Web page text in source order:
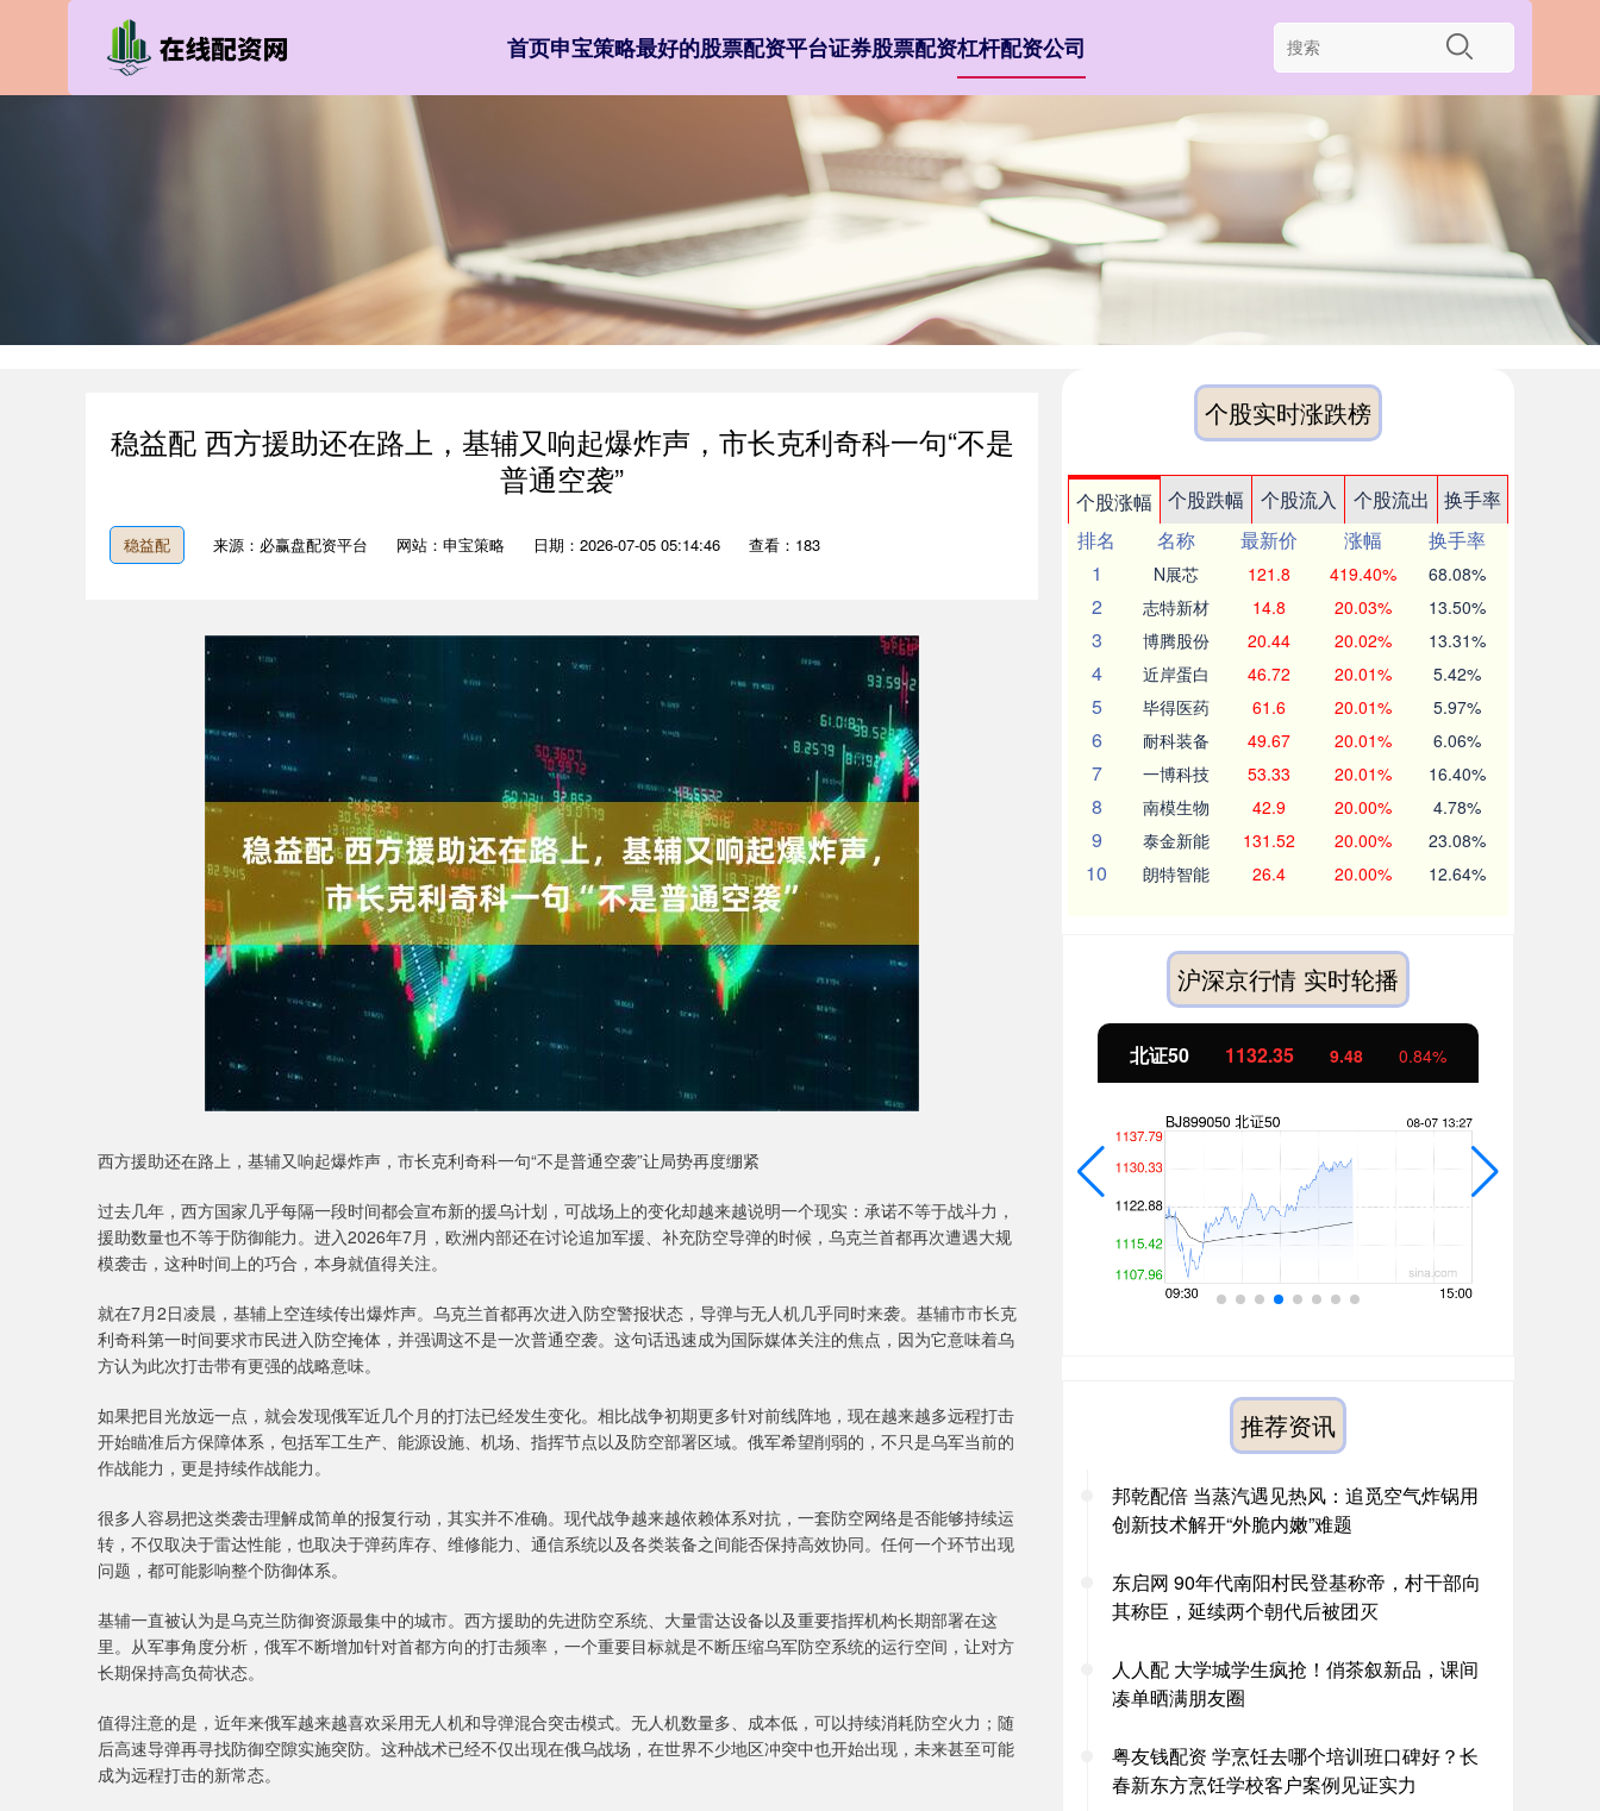
首页申宝策略最好的股票配资平台证券股票配资杠杆配资公司
稳益配 西方援助还在路上，基辅又响起爆炸声，市长克利奇科一句“不是
普通空袭”
稳益配 来源：必赢盘配资平台 网站：申宝策略 日期：2026-07-05 05:14:46 查看：183
西方援助还在路上，基辅又响起爆炸声，市长克利奇科一句“不是普通空袭”让局势再度绷紧
过去几年，西方国家几乎每隔一段时间都会宣布新的援乌计划，可战场上的变化却越来越说明一个现实：承诺不等于战斗力，
援助数量也不等于防御能力。进入2026年7月，欧洲内部还在讨论追加军援、补充防空导弹的时候，乌克兰首都再次遭遇大规
模袭击，这种时间上的巧合，本身就值得关注。
就在7月2日凌晨，基辅上空连续传出爆炸声。乌克兰首都再次进入防空警报状态，导弹与无人机几乎同时来袭。基辅市市长克
利奇科第一时间要求市民进入防空掩体，并强调这不是一次普通空袭。这句话迅速成为国际媒体关注的焦点，因为它意味着乌
方认为此次打击带有更强的战略意味。
如果把目光放远一点，就会发现俄军近几个月的打法已经发生变化。相比战争初期更多针对前线阵地，现在越来越多远程打击
开始瞄准后方保障体系，包括军工生产、能源设施、机场、指挥节点以及防空部署区域。俄军希望削弱的，不只是乌军当前的
作战能力，更是持续作战能力。
很多人容易把这类袭击理解成简单的报复行动，其实并不准确。现代战争越来越依赖体系对抗，一套防空网络是否能够持续运
转，不仅取决于雷达性能，也取决于弹药库存、维修能力、通信系统以及各类装备之间能否保持高效协同。任何一个环节出现
问题，都可能影响整个防御体系。
基辅一直被认为是乌克兰防御资源最集中的城市。西方援助的先进防空系统、大量雷达设备以及重要指挥机构长期部署在这
里。从军事角度分析，俄军不断增加针对首都方向的打击频率，一个重要目标就是不断压缩乌军防空系统的运行空间，让对方
长期保持高负荷状态。
值得注意的是，近年来俄军越来越喜欢采用无人机和导弹混合突击模式。无人机数量多、成本低，可以持续消耗防空火力；随
后高速导弹再寻找防御空隙实施突防。这种战术已经不仅出现在俄乌战场，在世界不少地区冲突中也开始出现，未来甚至可能
成为远程打击的新常态。
个股实时涨跌榜
个股涨幅 个股跌幅 个股流入 个股流出
换手率
排名
名称 最新价 涨幅
换手率
1
N展芯 121.8 419.40% 68.08%
2 志特新材 14.8 20.03% 13.50%
3 博腾股份 20.44 20.02% 13.31%
4 近岸蛋白 46.72 20.01% 5.42%
5 毕得医药 61.6 20.01% 5.97%
6 耐科装备 49.67 20.01% 6.06%
7 一博科技 53.33 20.01% 16.40%
8 南模生物 42.9 20.00% 4.78%
9 泰金新能 131.52 20.00% 23.08%
10 朗特智能 26.4 20.00% 12.64%
沪深京行情 实时轮播
深证成指 14380.01 269.89 1.91% 沪深300 4702.62 北证50 1132.41 9.53 0.85%
推荐资讯
邦乾配倍 当蒸汽遇见热风：追觅空气炸锅用
创新技术解开“外脆内嫩”难题
东启网 90年代南阳村民登基称帝，村干部向
其称臣，延续两个朝代后被团灭
人人配 大学城学生疯抢！俏茶叙新品，课间
凑单晒满朋友圈
粤友钱配资 学烹饪去哪个培训班口碑好？长
春新东方烹饪学校客户案例见证实力